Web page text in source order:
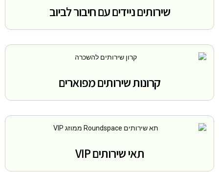
שירותים ניידים עם חיבור לביוב
קרונות שירותים מפוארים
תאי שירותים VIP